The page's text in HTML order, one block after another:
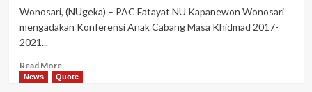
Ansor
dan
PAC
Adakan
Haul
Wonosari, (NUgeka) – PAC Fatayat NU Kapanewon Wonosari
mengadakan Konferensi Anak Cabang Masa Khidmad 2017-
2021...
Read MoreRead
more
News Quote